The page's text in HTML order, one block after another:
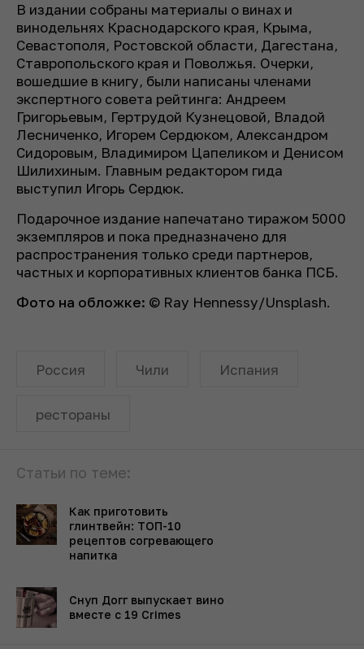
В издании собраны материалы о винах и
винодельнях Краснодарского края, Крыма,
Севастополя, Ростовской области, Дагестана,
Ставропольского края и Поволжья. Очерки,
вошедшие в книгу, были написаны членами
экспертного совета рейтинга: Андреем
Григорьевым, Гертрудой Кузнецовой, Владой
Лесниченко, Игорем Сердюком, Александром
Сидоровым, Владимиром Цапеликом и Денисом
Шилихиным. Главным редактором гида
выступил Игорь Сердюк.
Подарочное издание напечатано тиражом 5000
экземпляров и пока предназначено для
распространения только среди партнеров,
частных и корпоративных клиентов банка ПСБ.
Фото на обложке: © Ray Hennessy/Unsplash.
Россия Чили Испания
рестораны
Статьи по теме:
Как приготовить
глинтвейн: ТОП-10
рецептов согревающего
напитка
Снуп Догг выпускает вино
вместе с 19 Crimes